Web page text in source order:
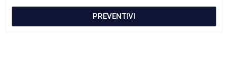
PREVENTIVI